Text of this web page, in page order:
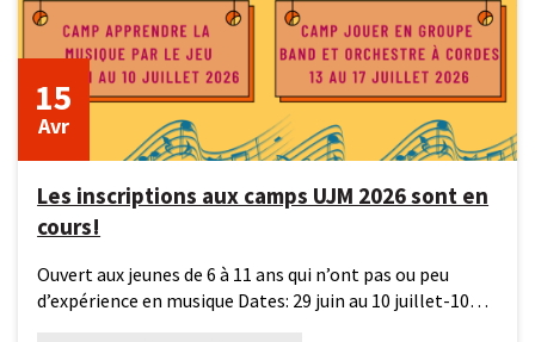
Les inscriptions aux camps UJM 2026 sont en
cours!
Ouvert aux jeunes de 6 à 11 ans qui n’ont pas ou peu
d’expérience en musique Dates: 29 juin au 10 juillet-10
15
Avr